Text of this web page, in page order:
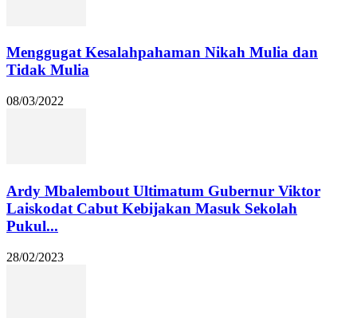
Menggugat Kesalahpahaman Nikah Mulia dan
Tidak Mulia
08/03/2022
Ardy Mbalembout Ultimatum Gubernur Viktor
Laiskodat Cabut Kebijakan Masuk Sekolah
Pukul...
28/02/2023